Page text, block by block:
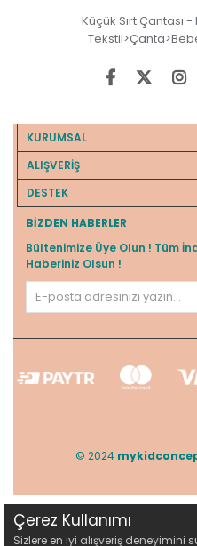
Küçük Sırt Çantası -
KURUMSAL
ALIŞVERİŞ
DESTEK
BIZDEN HABERLER
Bültenimize Üye Olun ! Tüm
Haberiniz Olsun !
© 2024
Çerez Kullanımı
Sizlere en iyi alışveriş deneyimini